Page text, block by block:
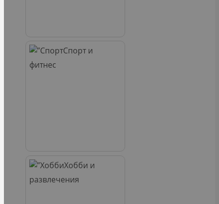
Спорт и
фитнес
Хобби и
развлечения